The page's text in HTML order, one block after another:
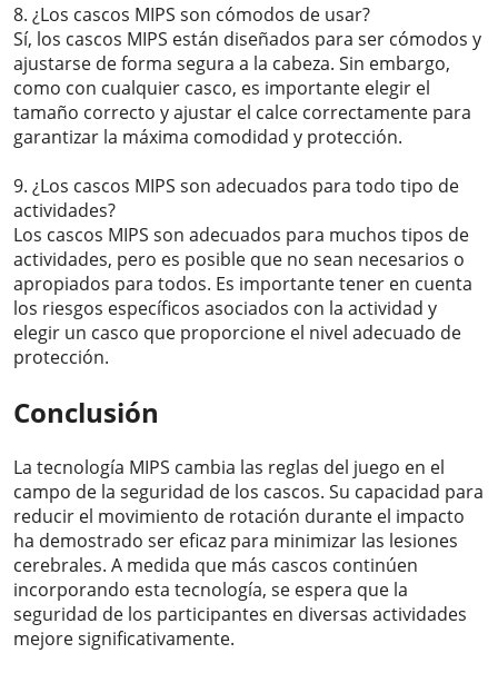
8. ¿Los cascos MIPS son cómodos de usar?
Sí, los cascos MIPS están diseñados para ser cómodos y
ajustarse de forma segura a la cabeza. Sin embargo,
como con cualquier casco, es importante elegir el
tamaño correcto y ajustar el calce correctamente para
garantizar la máxima comodidad y protección.
9. ¿Los cascos MIPS son adecuados para todo tipo de
actividades?
Los cascos MIPS son adecuados para muchos tipos de
actividades, pero es posible que no sean necesarios o
apropiados para todos. Es importante tener en cuenta
los riesgos específicos asociados con la actividad y
elegir un casco que proporcione el nivel adecuado de
protección.
Conclusión
La tecnología MIPS cambia las reglas del juego en el
campo de la seguridad de los cascos. Su capacidad para
reducir el movimiento de rotación durante el impacto
ha demostrado ser eficaz para minimizar las lesiones
cerebrales. A medida que más cascos continúen
incorporando esta tecnología, se espera que la
seguridad de los participantes en diversas actividades
mejore significativamente.